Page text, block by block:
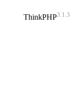
ThinkPHP3.1.3